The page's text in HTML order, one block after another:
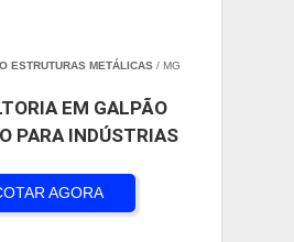
ESTRUTURAS METÁLICAS/ MG
EM GALPÃO
PARA INDÚSTRIAS
AGORA